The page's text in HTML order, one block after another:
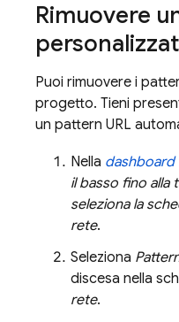
Rimuovere
Puoi rimuovere i
progetto. Tieni
un pattern URL
Nella dashboard
il basso fino alla
seleziona la
rete.
Seleziona
discesa nella
rete.